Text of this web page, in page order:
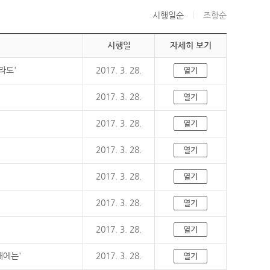
시행일순 조항순
시행일 자세히 보기
도' 2017. 3. 28. 열기
2017. 3. 28. 열기
2017. 3. 28. 열기
2017. 3. 28. 열기
2017. 3. 28. 열기
2017. 3. 28. 열기
2017. 3. 28. 열기
에는' 2017. 3. 28. 열기